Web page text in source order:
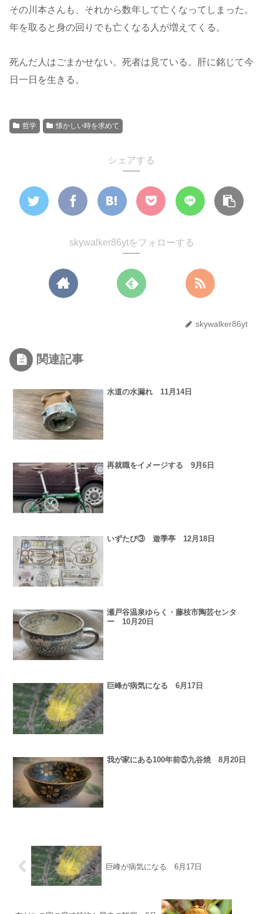
その川本さんも、それから数年して亡くなってしまった。
年を取ると身の回りでも亡くなる人が増えてくる。
死んだ人はごまかせない。死者は見ている。肝に銘じて今
日一日を生きる。
哲学 懐かしい時を求めて
シェアする
skywalker86ytをフォローする
skywalker86yt
関連記事
水道の水漏れ 11月14日
再就職をイメージする 9月6日
いずたび③ 遊季亭 12月18日
瀬戸谷温泉ゆらく・藤枝市陶芸センタ
ー 10月20日
巨峰が病気になる 6月17日
我が家にある100年前⑤九谷焼 8月20日
巨峰が病気になる 6月17日